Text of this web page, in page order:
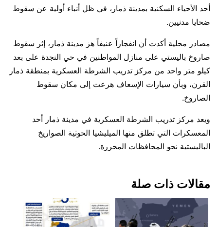
أحد الأحياء السكنية بمدينة ذمار، في ظل أنباء أولية عن سقوط
ضحايا مدنيين.
مصادر محلية أكدت أن انفجاراً عنيفاً هز مدينة ذمار، إثر سقوط
صاروخ باليستي على منازل المواطنين في حي النجدة على بعد
كيلو متر واحد من مركز تدريب الشرطة العسكرية بمنطقة ذمار
القرن، وبأن سيارات الإسعاف هرعت إلى مكان سقوط
الصاروخ.
ويعد مركز تدريب الشرطة العسكرية في مدينة ذمار أحد
المعسكرات التي تطلق منها الميليشيا الحوثية الصواريخ
الباليستية نحو المحافظات المحررة.
مقالات ذات صلة